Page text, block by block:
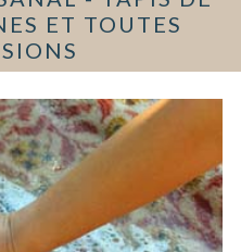
ET TOUTES